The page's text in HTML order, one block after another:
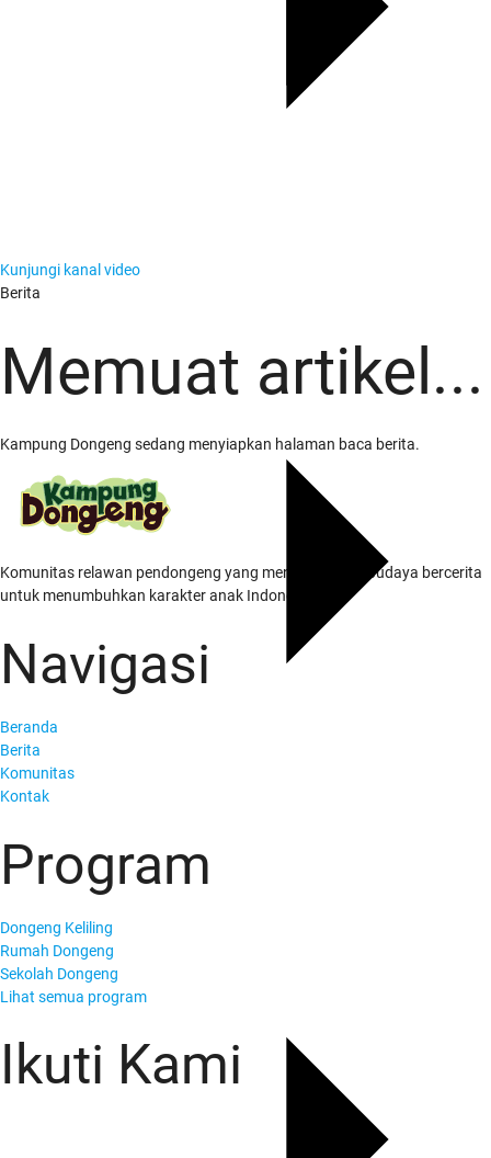
Berita
Tentang Kami
Kunjungi kanal video
Berita
Memuat artikel...
Kampung Dongeng sedang menyiapkan halaman baca berita.
Komunitas relawan pendongeng yang menghidupkan budaya bercerita
untuk menumbuhkan karakter anak Indonesia.
Navigasi
Beranda
Berita
Komunitas
Kontak
Program
Dongeng Keliling
Rumah Dongeng
Sekolah Dongeng
Lihat semua program
Ikuti Kami